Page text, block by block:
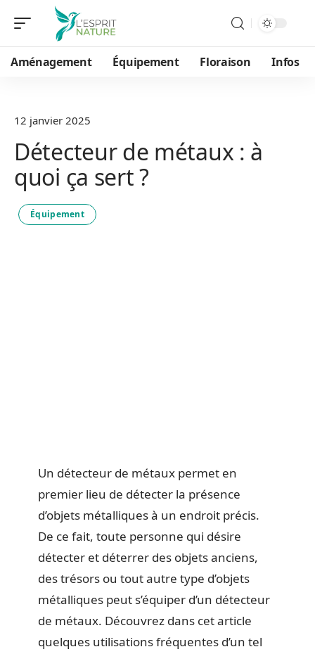
Aménagement Équipement Floraison Infos
12 janvier 2025
Détecteur de métaux : à
quoi ça sert ?
Équipement
Un détecteur de métaux permet en
premier lieu de détecter la présence
d’objets métalliques à un endroit précis.
De ce fait, toute personne qui désire
détecter et déterrer des objets anciens,
des trésors ou tout autre type d’objets
métalliques peut s’équiper d’un détecteur
de métaux. Découvrez dans cet article
quelques utilisations fréquentes d’un tel